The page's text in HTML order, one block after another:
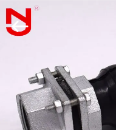
RUMAH
PRODUK
Songjiang
Jingning
Shock
Absorber